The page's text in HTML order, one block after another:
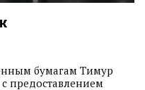
бумагам Тимур
предоставлением